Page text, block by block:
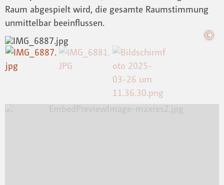
Raum abgespielt wird, die gesamte Raumstimmung
unmittelbar beeinflussen.